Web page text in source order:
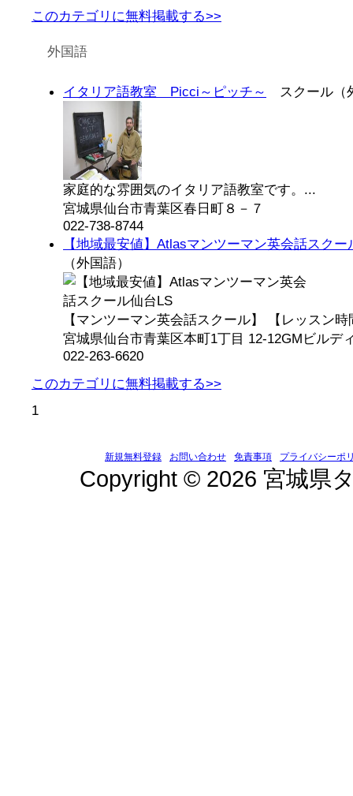
このカテゴリに無料掲載する>>
外国語
イタリア語教室 Picci～ピッチ～ スクール（
家庭的な雰囲気のイタリア語教室です。...
宮城県仙台市青葉区春日町８－７
022-738-8744
【地域最安値】Atlasマンツーマン英会話スクー
（外国語）
【マンツーマン英会話スクール】 【レッスン
宮城県仙台市青葉区本町1丁目 12-12GMビルデ
022-263-6620
このカテゴリに無料掲載する>>
1
新規無料登録 お問い合わせ 免責事項 プライバシーポ
Copyright © 2026 宮城県